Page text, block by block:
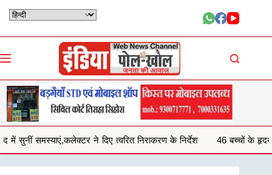
ने दिए त्वरित निराकरण के निर्देश 46 बच्चों के हृदय जांच शिविर परीक्षण में